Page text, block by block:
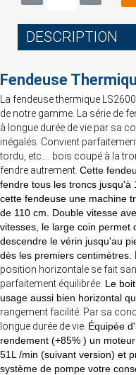
DESCRIPTION
Fendeuse
La fendeuse thermique
de notre gamme. La série de
à longue durée de vie par sa
inégalés. Convient
tordu, etc.... bois coupé à la
fendre autrement. Cette
fendre tous les troncs jusqu'à
cette fendeuse une machine
de 110 cm. Double vitesse
vitesses, le large coin permet
descendre le vérin jusqu'au
dès les premiers centimètres.
position horizontale se fait
parfaitement équilibrée. Le
usage aussi bien horizontal
rangement facilité. Par sa
longue durée de vie. Équipée
rendement (+85% ) un
51L /min (suivant version) et
système de pompe votre